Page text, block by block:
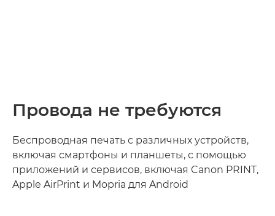
Провода не требуются
Беспроводная печать с различных устройств,
включая смартфоны и планшеты, с помощью
приложений и сервисов, включая Canon PRINT,
Apple AirPrint и Mopria для Android